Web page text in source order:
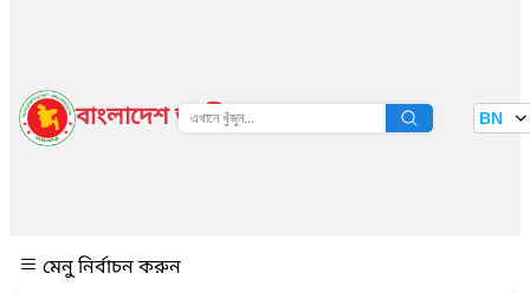
বাংলাদেশ জাতীয় তথ্য বাতায়ন BN
মেনু নির্বাচন করুন